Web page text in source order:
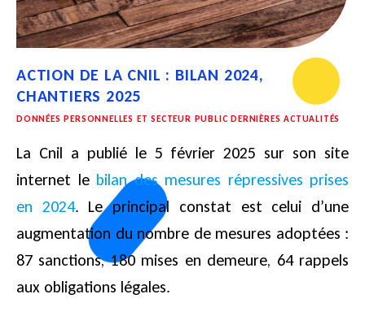
ACTION DE LA CNIL : BILAN 2024,
CHANTIERS 2025
DONNÉES PERSONNELLES ET SECTEUR PUBLIC DERNIÈRES ACTUALITÉS
La Cnil a publié le 5 février 2025 sur son site
internet le bilan des mesures répressives prises
en 2024. Le principal constat est celui d’une
augmentation du nombre de mesures adoptées :
87 sanctions, 180 mises en demeure, 64 rappels
aux obligations légales.